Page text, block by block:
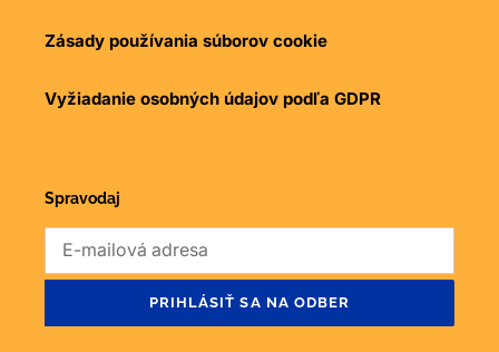
Zásady používania súborov cookie
Vyžiadanie osobných údajov podľa GDPR
Spravodaj
PRIHLÁSIŤ SA NA ODBER